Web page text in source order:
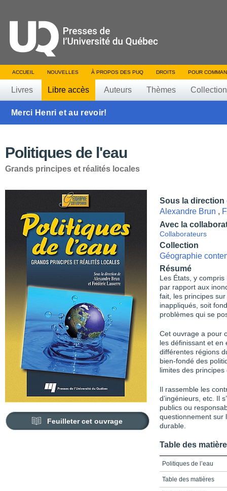
ACCUEIL NOUVELLES À PROPOS DES PUQ DROITS POUR
Livres Libre accès Auteurs Thèmes
Merci Henri et au revoir!
Politiques de l'eau
Grands principes et réalités locales
Feuilleter cet ouvrage
Sous la direction
Alexandre Brun ,
Avec la
Collaborateurs
Collection
Géographie
Résumé
Les États, y
par rapport aux
fait, les principes
inappliqués, soit
problèmes qui se
Cet ouvrage a pour
les définissant et
différentes régions
bien-fondé des
limites des
Il rassemble les
d’ingénieurs, etc. Il
publics ou
questionnement sur
durable.
Table des
Politiques de l’eau
Table des matières